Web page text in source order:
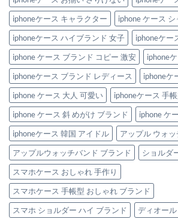
iphoneケース キャラクター
iphone ケース
iphoneケース ハイブランド 女子
iphoneケー
iphone ケース ブランド コピー 激安
iphone
iphoneケース ブランド レディース
iphoneケ
iphone ケース 大人 可愛い
iphoneケース 手
iphone ケース 斜 めがけ ブランド
iphone ケ
iphoneケース 韓国 アイドル
アップル ウォ
アップルウォッチバンド ブランド
ショルダ
スマホケース おしゃれ 手作り
スマホケース 手帳型 おしゃれ ブランド
スマホ ショルダー ハイ ブランド
ディオー